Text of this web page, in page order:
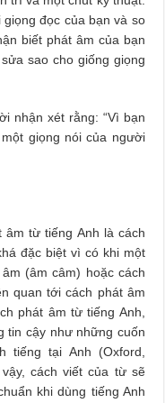
đọc của bạn và so
biết phát âm của bạn
sao cho giống giọng
nhận xét rằng: “Vì bạn
giọng nói của người
âm từ tiếng Anh là cách
đặc biệt vì có khi một
(âm câm) hoặc cách
quan tới cách phát âm
phát âm từ tiếng Anh,
tin cậy như những cuốn
tiếng tại Anh (Oxford,
cách viết của từ sẽ
khi dùng tiếng Anh